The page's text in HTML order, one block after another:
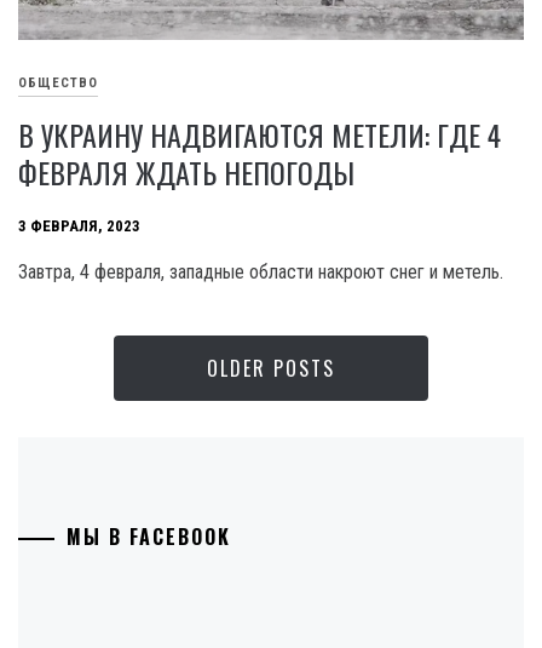
ОБЩЕСТВО
В УКРАИНУ НАДВИГАЮТСЯ МЕТЕЛИ: ГДЕ 4
ФЕВРАЛЯ ЖДАТЬ НЕПОГОДЫ
3 ФЕВРАЛЯ, 2023
Завтра, 4 февраля, западные области накроют снег и метель.
OLDER POSTS
МЫ В FACEBOOK